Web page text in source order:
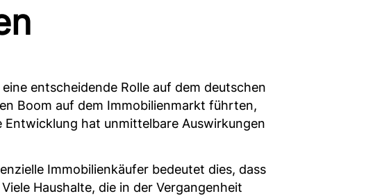
entscheidende Rolle auf dem deutschen
Boom auf dem Immobilienmarkt führten,
hat unmittelbare Auswirkungen
Immobilienkäufer bedeutet dies, dass
Haushalte, die in der Vergangenheit